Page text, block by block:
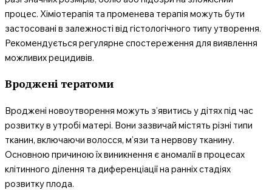
процес. Хіміотерапія та променева терапія можуть бути
застосовані в залежності від гістологічного типу утворення.
Рекомендується регулярне спостереження для виявлення
можливих рецидивів.
Вроджені тератоми
Вроджені новоутворення можуть з’явитись у дітях під час
розвитку в утробі матері. Вони зазвичай містять різні типи
тканин, включаючи волосся, м’язи та нервову тканину.
Основною причиною їх виникнення є аномалії в процесах
клітинного ділення та диференціації на ранніх стадіях
розвитку плода.